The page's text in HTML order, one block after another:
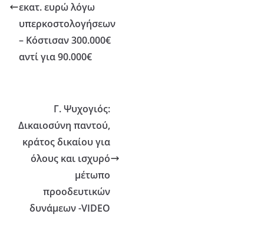
εκατ. ευρώ λόγω
υπερκοστολογήσεων
– Κόστισαν 300.000€
αντί για 90.000€
Γ. Ψυχογιός:
Δικαιοσύνη παντού,
κράτος δικαίου για
όλους και ισχυρό
μέτωπο
προοδευτικών
δυνάμεων -VIDEO